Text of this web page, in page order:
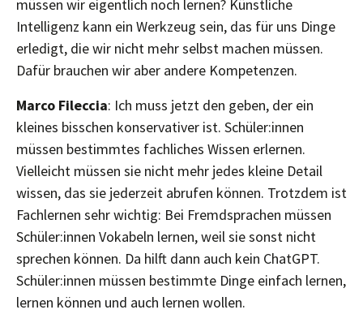
müssen wir eigentlich noch lernen? Künstliche
Intelligenz kann ein Werkzeug sein, das für uns Dinge
erledigt, die wir nicht mehr selbst machen müssen.
Dafür brauchen wir aber andere Kompetenzen.
Marco Fileccia: Ich muss jetzt den geben, der ein
kleines bisschen konservativer ist. Schüler:innen
müssen bestimmtes fachliches Wissen erlernen.
Vielleicht müssen sie nicht mehr jedes kleine Detail
wissen, das sie jederzeit abrufen können. Trotzdem ist
Fachlernen sehr wichtig: Bei Fremdsprachen müssen
Schüler:innen Vokabeln lernen, weil sie sonst nicht
sprechen können. Da hilft dann auch kein ChatGPT.
Schüler:innen müssen bestimmte Dinge einfach lernen,
lernen können und auch lernen wollen.